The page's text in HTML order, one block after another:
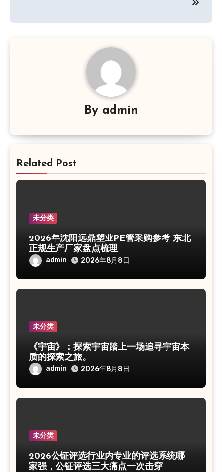
航
By admin
Related Post
未分类
2026年沈阳远鼎塑业PE管采购参考 东北
正规生产厂家盘点梳理
admin 2026年8月8日
未分类
《宇宙》：探索宇宙踏上一场追寻宇宙本
质的探索之旅。
admin 2026年8月8日
未分类
2026公钲评选行业内专业的评选系统哪
家强，公钲评选三大痛点一次击穿